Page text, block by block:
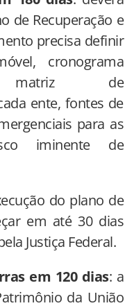
de Recuperação e
precisa definir
cronograma
matriz de
ente, fontes de
para as
iminente de
do plano de
em até 30 dias
Justiça Federal.
em 120 dias: a
da União